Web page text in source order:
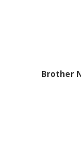
Brother